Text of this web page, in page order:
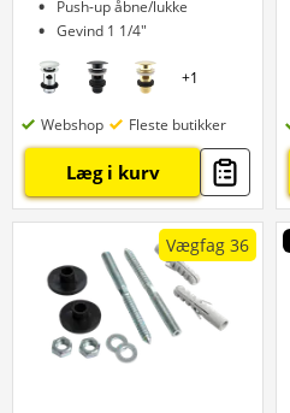
Push-up åbne/lukke
Gevind 1 1/4"
+1
Webshop Fleste butikker
Læg i kurv
Vægfag 36